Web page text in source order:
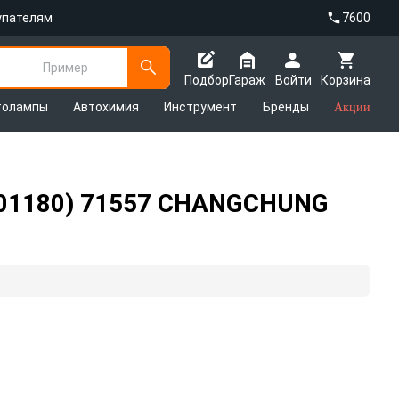
7600
Пример
Подбор
Корзина
Гараж
Войти
Автохимия Инструмент Бренды Акции
71557 CHANGCHUNG